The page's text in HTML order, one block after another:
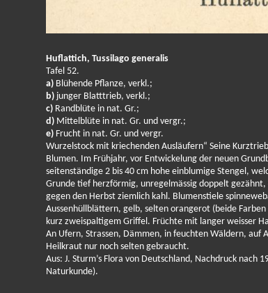
Huflattich, Tussilago generalis
Tafel 52.
a)Blühende Pflanze, verkl.;
b)junger Blatttrieb, verkl.;
c)Randblüte in nat. Gr.;
d)Mittelblüte in nat. Gr. und vergr.;
e)Frucht in nat. Gr. und vergr.
Wurzelstock mit kriechenden Ausläufern“ Seine
Blumen. Im Frühjahr, vor Entwickelung der neuen
seitenständige 2 bis 40 cm hohe einblumige Stengel,
Grunde tief herzförmig, unregelmässig doppelt
gegen den Herbst ziemlich kahl. Blumenstiele
Aussenhüllblättern, gelb, selten orangerot (beide
kurz zweispaltigem Griffel. Früchte mit langer weisser
An Ufern, Strassen, Dämmen, in feuchten Wäldern, auf
Heilkraut nur noch selten gebraucht.
Aus: J. Sturm’s Flora von Deutschland, Nachdruck
Naturkunde).